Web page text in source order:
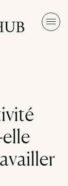
ivité
elle
availler